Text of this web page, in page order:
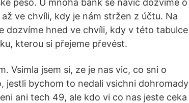
peso. U mnoha bank se navíc dozvíme o
ve chvíli, kdy je nám stržen z účtu. Na
dozvíme hned ve chvíli, kdy v této tabulce
kterou si přejeme převést.
Vsimla jsem si, ze je nas vic, co sni o
jestli bychom to nedali vsichni dohromady
ani tech 49, ale kdo vi co nas jeste ceka